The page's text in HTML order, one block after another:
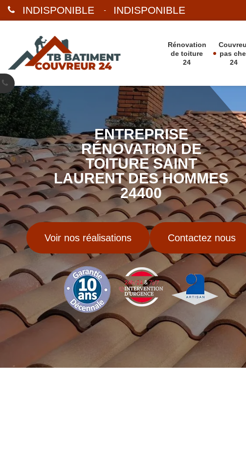
INDISPONIBLE - INDISPONIBLE
Rénovation
de toiture
24
pas
24
ENTREPRISE
RÉNOVATION DE
TOITURE SAINT
LAURENT DES HOMMES
24400
Voir nos réalisations Contactez nous